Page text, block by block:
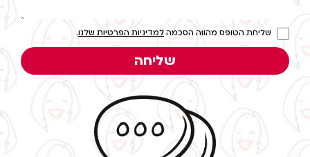
שליחת הטופס מהווה הסכמה למדיניות הפרטיות שלנו.
שליחה